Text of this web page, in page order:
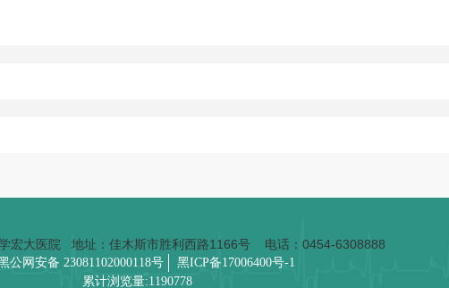
宏大医院 地址：佳木斯市胜利西路1166号 电话：0454-6308888
公网安备 23081102000118号
黑ICP备17006400号-1
累计浏览量:1190778